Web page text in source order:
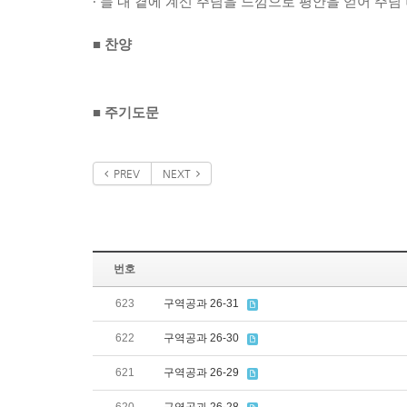
■ 찬양
■ 주기도문
PREV NEXT
번호
623 구역공과 26-31
622 구역공과 26-30
621 구역공과 26-29